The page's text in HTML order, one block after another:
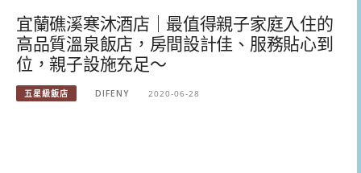
宜蘭礁溪寒沐酒店｜最值得親子家庭入住的
高品質溫泉飯店，房間設計佳、服務貼心到
位，親子設施充足～
五星級飯店 DIFENY 2020-06-28